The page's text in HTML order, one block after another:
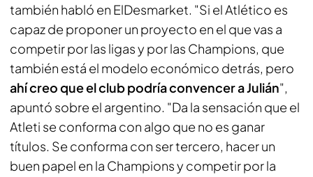
también habló en ElDesmarket. "Si el Atlético es
capaz de proponer un proyecto en el que vas a
competir por las ligas y por las Champions, que
también está el modelo económico detrás, pero
ahí creo que el club podría convencer a Julián",
apuntó sobre el argentino. "Da la sensación que el
Atleti se conforma con algo que no es ganar
títulos. Se conforma con ser tercero, hacer un
buen papel en la Champions y competir por la